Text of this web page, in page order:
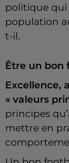
politique
population
t-il.
Être un bon
Excellence,
« valeurs
principes
mettre en